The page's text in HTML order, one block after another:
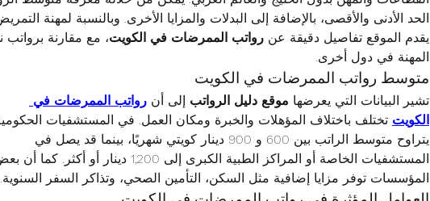
يقدم الموقع تفاصيل دقيقة عن رواتب الممرضات في الكويت
المهنة في دول أخرى.
متوسط رواتب الممرضات في الكويت
تشير البيانات التي يعرضها موقع دليل الرواتب إلى أن
الكويت
المؤسسات توفر مزايا إضافية مثل السكن، التأمين الصحي، وتذاكر السفر السنوية.